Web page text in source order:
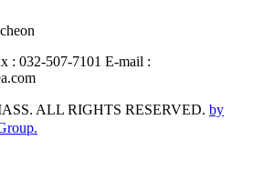
: 032-507-7101 E-mail :
ALL RIGHTS RESERVED. by